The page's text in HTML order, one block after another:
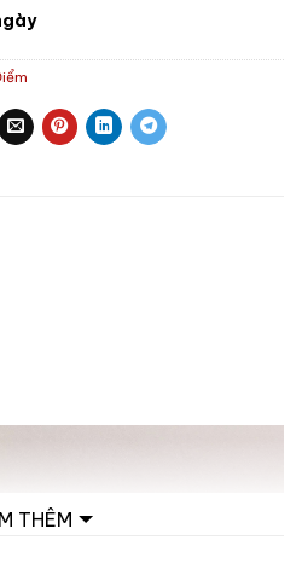
THÊM